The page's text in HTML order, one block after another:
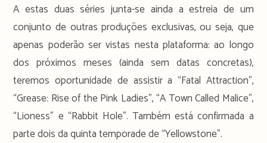
A estas duas séries junta-se ainda a estreia de um
conjunto de outras produções exclusivas, ou seja, que
apenas poderão ser vistas nesta plataforma: ao longo
dos próximos meses (ainda sem datas concretas),
teremos oportunidade de assistir a “Fatal Attraction”,
“Grease: Rise of the Pink Ladies”, “A Town Called Malice”,
“Lioness” e “Rabbit Hole”. Também está confirmada a
parte dois da quinta temporade de “Yellowstone”.